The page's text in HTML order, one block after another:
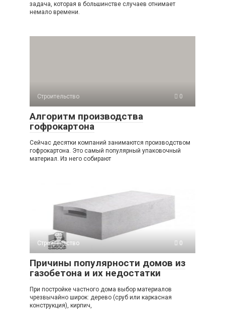
задача, которая в большинстве случаев отнимает
немало времени.
Строительство 0
Алгоритм производства
гофрокартона
Сейчас десятки компаний занимаются производством
гофрокартона. Это самый популярный упаковочный
материал. Из него собирают
Строительство 0
Причины популярности домов из
газобетона и их недостатки
При постройке частного дома выбор материалов
чрезвычайно широк: дерево (сруб или каркасная
конструкция), кирпич,